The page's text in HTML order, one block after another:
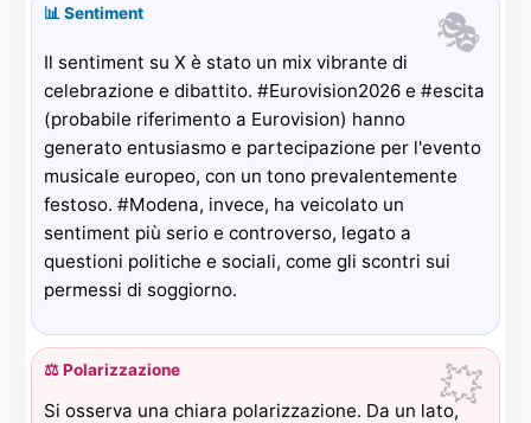
🎭
📊 Sentiment
Il sentiment su X è stato un mix vibrante di
celebrazione e dibattito. #Eurovision2026 e #escita
(probabile riferimento a Eurovision) hanno
generato entusiasmo e partecipazione per l'evento
musicale europeo, con un tono prevalentemente
festoso. #Modena, invece, ha veicolato un
sentiment più serio e controverso, legato a
questioni politiche e sociali, come gli scontri sui
permessi di soggiorno.
💥
⚖️ Polarizzazione
Si osserva una chiara polarizzazione. Da un lato,